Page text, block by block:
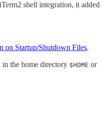
shell integration, it added
on Startup/Shutdown Files,
in the home directory $HOME or